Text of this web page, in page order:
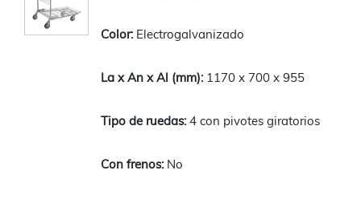
Electrogalvanizado
1170 x 700 x 955
4 con pivotes giratorios
No